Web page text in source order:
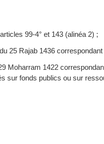
99-4° et 143 (alinéa 2) ;
25 Rajab 1436
Moharram 1422
sur fonds publics ou sur